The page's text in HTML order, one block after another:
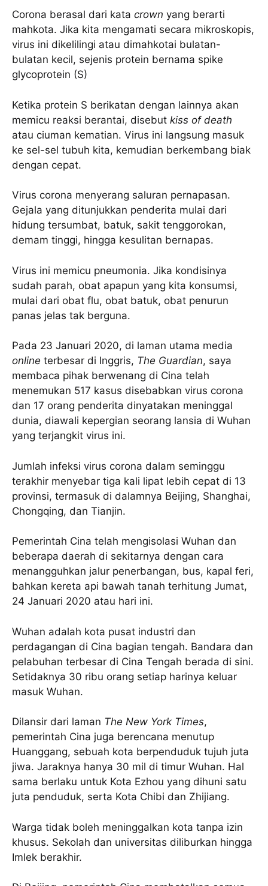
Corona berasal dari kata crown yang berarti
mahkota. Jika kita mengamati secara mikroskopis,
virus ini dikelilingi atau dimahkotai bulatan-
bulatan kecil, sejenis protein bernama spike
glycoprotein (S)
Ketika protein S berikatan dengan lainnya akan
memicu reaksi berantai, disebut kiss of death
atau ciuman kematian. Virus ini langsung masuk
ke sel-sel tubuh kita, kemudian berkembang biak
dengan cepat.
Virus corona menyerang saluran pernapasan.
Gejala yang ditunjukkan penderita mulai dari
hidung tersumbat, batuk, sakit tenggorokan,
demam tinggi, hingga kesulitan bernapas.
Virus ini memicu pneumonia. Jika kondisinya
sudah parah, obat apapun yang kita konsumsi,
mulai dari obat flu, obat batuk, obat penurun
panas jelas tak berguna.
Pada 23 Januari 2020, di laman utama media
online terbesar di Inggris, The Guardian, saya
membaca pihak berwenang di Cina telah
menemukan 517 kasus disebabkan virus corona
dan 17 orang penderita dinyatakan meninggal
dunia, diawali kepergian seorang lansia di Wuhan
yang terjangkit virus ini.
Jumlah infeksi virus corona dalam seminggu
terakhir menyebar tiga kali lipat lebih cepat di 13
provinsi, termasuk di dalamnya Beijing, Shanghai,
Chongqing, dan Tianjin.
Pemerintah Cina telah mengisolasi Wuhan dan
beberapa daerah di sekitarnya dengan cara
menangguhkan jalur penerbangan, bus, kapal feri,
bahkan kereta api bawah tanah terhitung Jumat,
24 Januari 2020 atau hari ini.
Wuhan adalah kota pusat industri dan
perdagangan di Cina bagian tengah. Bandara dan
pelabuhan terbesar di Cina Tengah berada di sini.
Setidaknya 30 ribu orang setiap harinya keluar
masuk Wuhan.
Dilansir dari laman The New York Times,
pemerintah Cina juga berencana menutup
Huanggang, sebuah kota berpenduduk tujuh juta
jiwa. Jaraknya hanya 30 mil di timur Wuhan. Hal
sama berlaku untuk Kota Ezhou yang dihuni satu
juta penduduk, serta Kota Chibi dan Zhijiang.
Warga tidak boleh meninggalkan kota tanpa izin
khusus. Sekolah dan universitas diliburkan hingga
Imlek berakhir.